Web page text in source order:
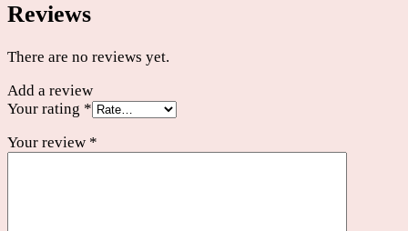
Reviews
There are no reviews yet.
Add a review
Your rating *
Your review *